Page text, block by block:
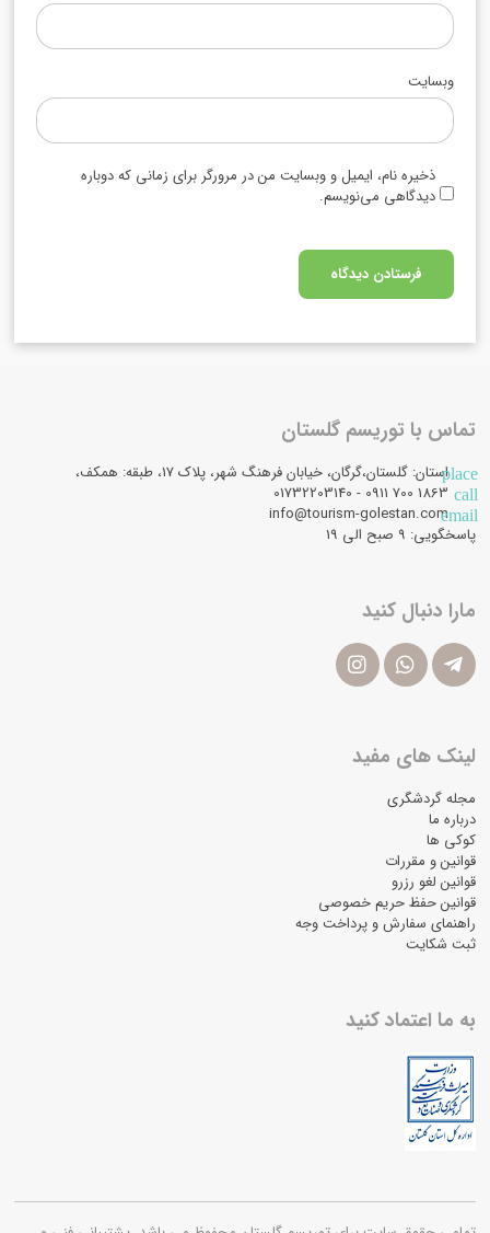
وبسایت
ذخیره نام، ایمیل و وبسایت من در مرورگر برای زمانی که دوباره
دیدگاهی می‌نویسم.
تماس با توریسم گلستان
placeاستان: گلستان،گرگان، خیابان فرهنگ شهر، پلاک 17، طبقه: همکف،
call
email
info@tourism-golestan.com
پاسخگویی: ۹ صبح الی 19
مارا دنبال کنید
لینک های مفید
مجله گردشگری
درباره ما
کوکی ها
قوانین و مقررات
قوانین لغو رزرو
قوانین حفظ حریم خصوصی
راهنمای سفارش و پرداخت وجه
ثبت شکایت
به ما اعتماد کنید